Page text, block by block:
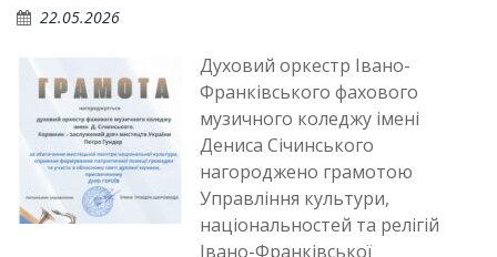
22.05.2026
Духовий оркестр Івано-
Франківського фахового
музичного коледжу імені
Дениса Січинського
нагороджено грамотою
Управління культури,
національностей та релігій
Івано-Франківської